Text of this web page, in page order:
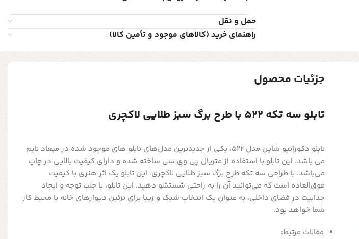
حمل و نقل
راهنمای خرید (کالاهای موجود و تأمین کالا)
جزئیات محصول
تابلو سه تکه 522 با طرح برگ سبز طلایی لاکچری
تابلو دکوراتیو شاین مدل 522، یکی از جدیدترین مدل‌های تابلو های موجود شده در میعاد تایم
می باشد. این تابلو با استفاده از متریال پی وی سی ساخته شده و دارای کیفیت بالایی در چاپ
می‌باشد. با طراحی سه تکه طرح برگ سبز طلایی لاکچری، این تابلو یک اثر هنری با کیفیت
فوق‌العاده است که می‌توانید آن را به راحتی شستشو دهید. این تابلو، با جلب توجه و ایجاد
جذابیت در فضای داخلی، به عنوان یک انتخاب شیک و زیبا برای تزئین دیوارهای خانه یا محیط کار
شما خواهد بود.
مقالات مرتبط: